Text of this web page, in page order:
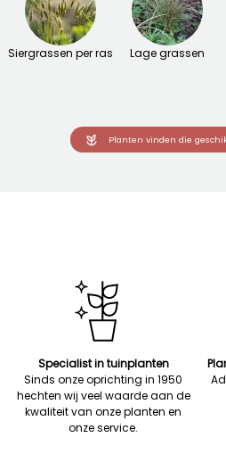
Siergrassen per ras Lage grassen
Planten vinden die
Specialist in tuinplanten
Sinds onze oprichting in 1950
hechten wij veel waarde aan de
kwaliteit van onze planten en
onze service.